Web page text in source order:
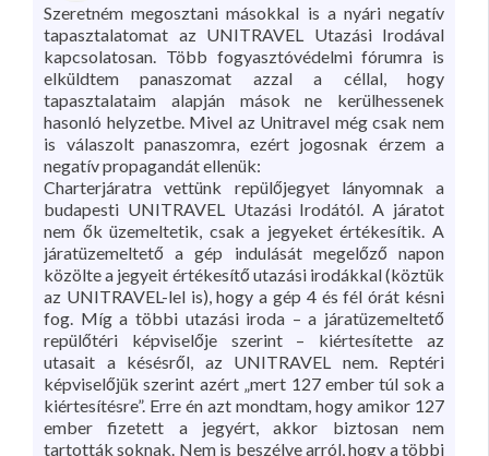
Szeretném megosztani másokkal is a nyári negatív
tapasztalatomat az UNITRAVEL Utazási Irodával
kapcsolatosan. Több fogyasztóvédelmi fórumra is
elküldtem panaszomat azzal a céllal, hogy
tapasztalataim alapján mások ne kerülhessenek
hasonló helyzetbe. Mivel az Unitravel még csak nem
is válaszolt panaszomra, ezért jogosnak érzem a
negatív propagandát ellenük:
Charterjáratra vettünk repülőjegyet lányomnak a
budapesti UNITRAVEL Utazási Irodától. A járatot
nem ők üzemeltetik, csak a jegyeket értékesítik. A
járatüzemeltető a gép indulását megelőző napon
közölte a jegyeit értékesítő utazási irodákkal (köztük
az UNITRAVEL-lel is), hogy a gép 4 és fél órát késni
fog. Míg a többi utazási iroda – a járatüzemeltető
repülőtéri képviselője szerint – kiértesítette az
utasait a késésről, az UNITRAVEL nem. Reptéri
képviselőjük szerint azért „mert 127 ember túl sok a
kiértesítésre”. Erre én azt mondtam, hogy amikor 127
ember fizetett a jegyért, akkor biztosan nem
tartották soknak. Nem is beszélve arról, hogy a többi